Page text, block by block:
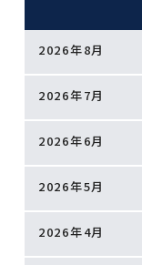
2026年8月
2026年7月
2026年6月
2026年5月
2026年4月